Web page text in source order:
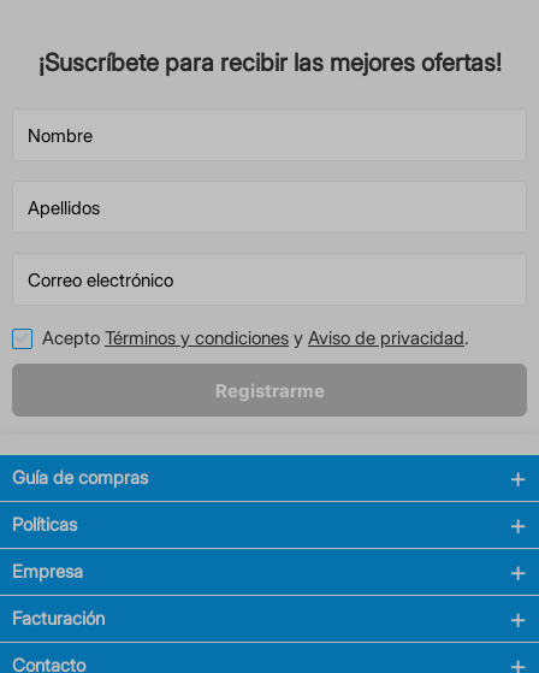
¡Suscríbete para recibir las mejores ofertas!
Acepto Términos y condiciones y Aviso de privacidad.
Registrarme
Guía de compras
Políticas
Empresa
Facturación
Contacto